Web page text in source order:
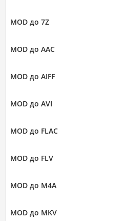
MOD до 7Z
MOD до AAC
MOD до AIFF
MOD до AVI
MOD до FLAC
MOD до FLV
MOD до M4A
MOD до MKV